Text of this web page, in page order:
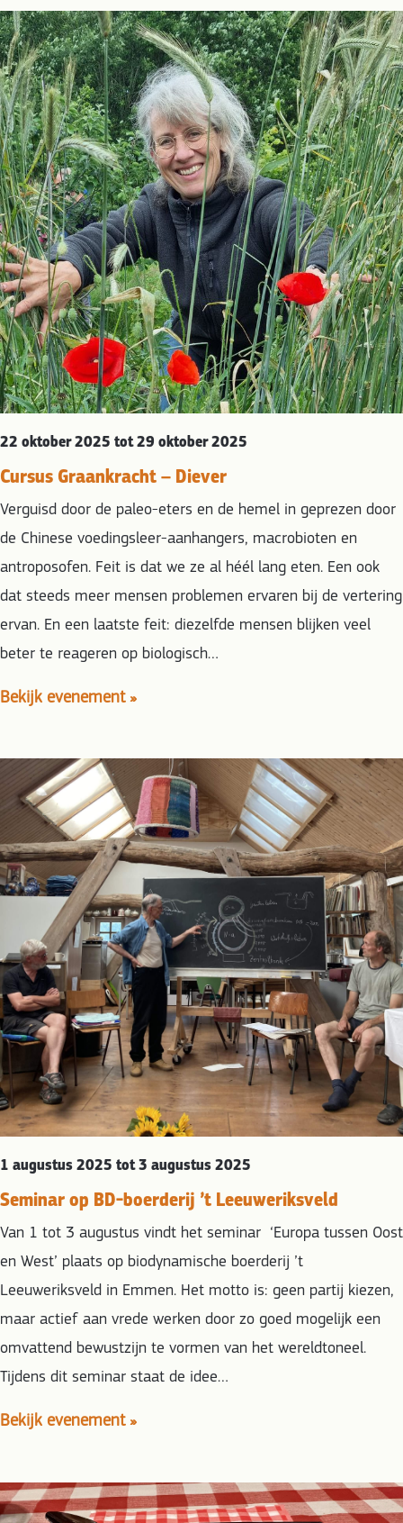
22 oktober 2025 tot 29 oktober 2025
Cursus Graankracht – Diever
Verguisd door de paleo-eters en de hemel in geprezen door
de Chinese voedingsleer-aanhangers, macrobioten en
antroposofen. Feit is dat we ze al héél lang eten. Een ook
dat steeds meer mensen problemen ervaren bij de vertering
ervan. En een laatste feit: diezelfde mensen blijken veel
beter te reageren op biologisch…
Bekijk evenement »
1 augustus 2025 tot 3 augustus 2025
Seminar op BD-boerderij ’t Leeuweriksveld
Van 1 tot 3 augustus vindt het seminar ‘Europa tussen Oost
en West’ plaats op biodynamische boerderij ’t
Leeuweriksveld in Emmen. Het motto is: geen partij kiezen,
maar actief aan vrede werken door zo goed mogelijk een
omvattend bewustzijn te vormen van het wereldtoneel.
Tijdens dit seminar staat de idee…
Bekijk evenement »